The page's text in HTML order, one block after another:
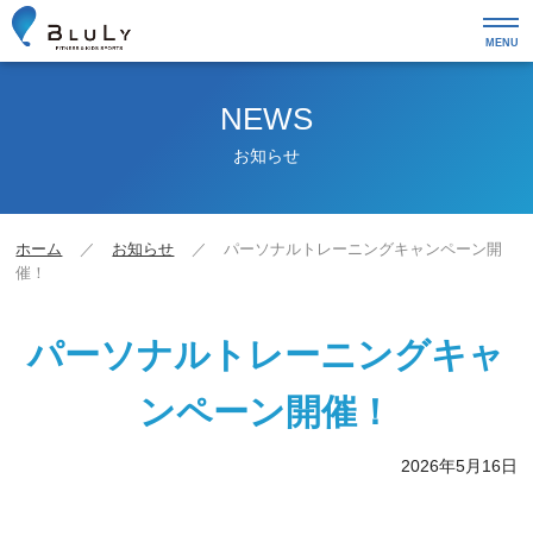
MENU
NEWS
お知らせ
ホーム お知らせ
パーソナルトレーニングキャンペーン開
催！
パーソナルトレーニングキャ
ンペーン開催！
2026年5月16日